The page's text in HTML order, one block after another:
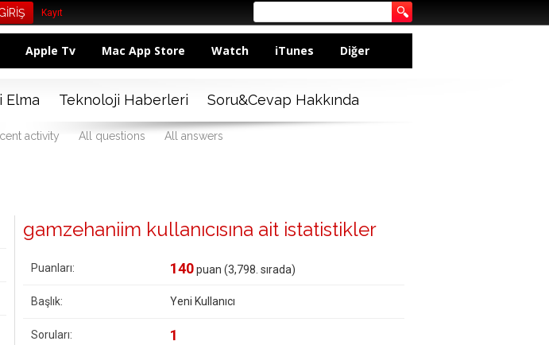
Kayıt
Apple Tv Mac App Store Watch iTunes Diğer
Elma Teknoloji Haberleri Soru&Cevap Hakkında
activity All questions All answers
gamzehaniim kullanıcısına ait istatistikler
Puanları: 140puan (3,798 . sırada)
Başlık: Yeni Kullanıcı
Soruları: 1